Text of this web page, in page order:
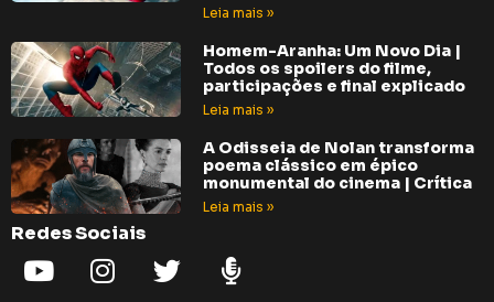
Leia mais »
Homem-Aranha: Um Novo Dia |
Todos os spoilers do filme,
participações e final explicado
Leia mais »
A Odisseia de Nolan transforma
poema clássico em épico
monumental do cinema | Crítica
Leia mais »
Redes Sociais